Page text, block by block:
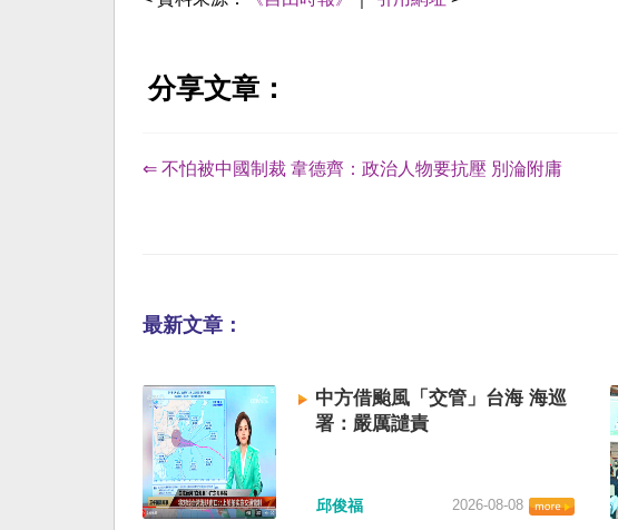
分享文章：
⇐ 不怕被中國制裁 韋德齊：政治人物要抗壓 別淪附庸
最新文章：
中方借颱風「交管」台海 海巡
署：嚴厲譴責
邱俊福 2026-08-08